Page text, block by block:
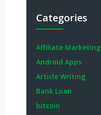
Categories
Affiliate Marketing
Android Apps
Article Writing
Bank Loan
bitcoin